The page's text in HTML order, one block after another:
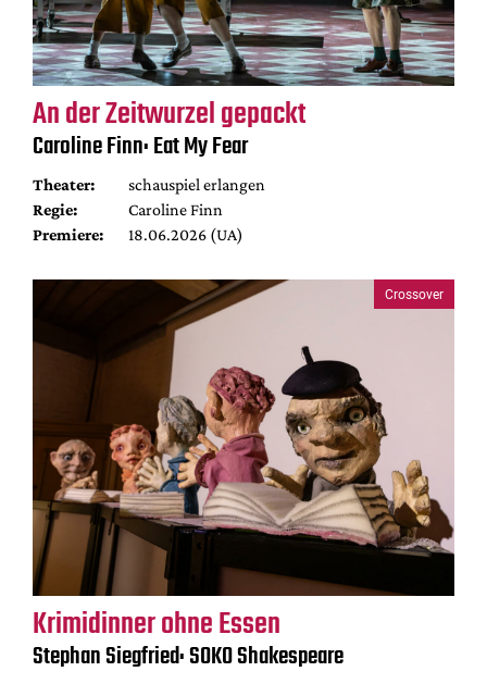
An der Zeitwurzel gepackt
Caroline Finn: Eat My Fear
Theater:
schauspiel erlangen
Regie:
Caroline Finn
Premiere:
18.06.2026 (UA)
Crossover
Krimidinner ohne Essen
Stephan Siegfried: SOKO Shakespeare